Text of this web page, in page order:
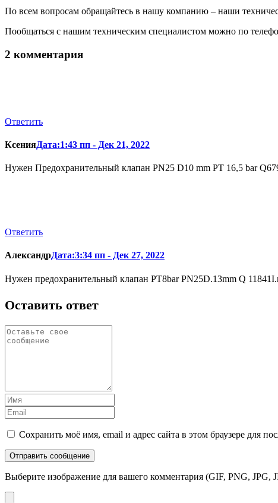
По всем вопросам обращайтесь в нашу компанию – наши
Пообщаться с нашим техническим специалистом можно по
2 комментария
Ответить
КсенияДата:1:43 пп - Дек 21, 2022
Нужен Предохранительный клапан PN25 D10 mm PT 16,5 bar
Ответить
АлександрДата:3:34 пп - Дек 27, 2022
Нужен предохранительный клапан РТ8bar PN25D.13mm Q
Оставить ответ
Сохранить моё имя, email и адрес сайта в этом браузере для
Выберите изображение для вашего комментария (GIF, PNG, JPG,